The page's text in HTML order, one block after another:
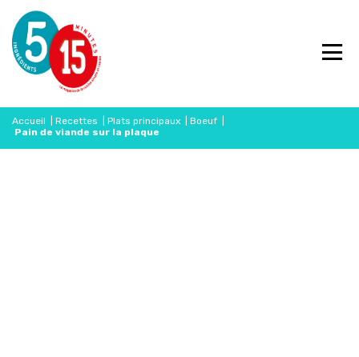
Accueil Recettes Plats principaux Boeuf
Pain de viande sur la plaque